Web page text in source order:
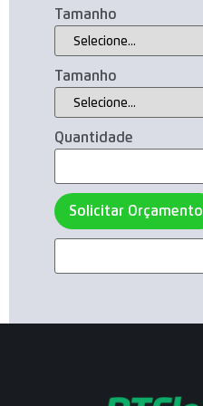
Tamanho
Tamanho
Quantidade
Solicitar Orçamento